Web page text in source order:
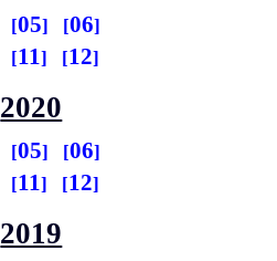
05
06
11 12
2020
05
06
11 12
2019